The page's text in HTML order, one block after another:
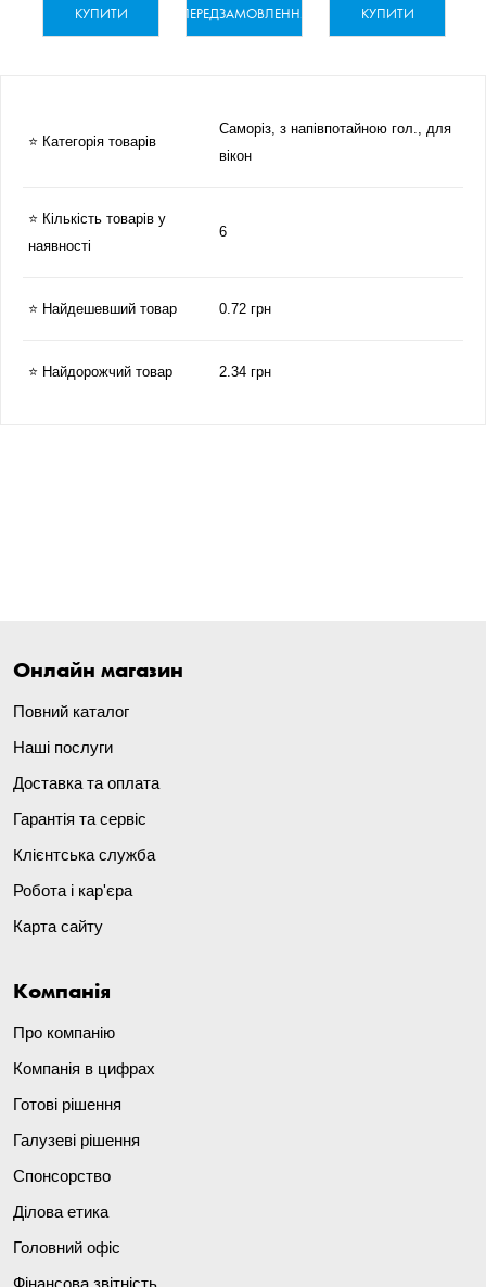
КУПИТИ ПЕРЕДЗАМОВЛЕННЯ КУПИТИ
⭐ Категорія товарів
Саморіз, з напівпотайною гол., для
вікон
⭐ Кількість товарів у
наявності
6
⭐ Найдешевший товар 0.72 грн
⭐ Найдорожчий товар 2.34 грн
Онлайн магазин
Повний каталог
Наші послуги
Доставка та оплата
Гарантія та сервіс
Клієнтська служба
Робота і кар'єра
Карта сайту
Компанія
Про компанію
Компанія в цифрах
Готові рішення
Галузеві рішення
Спонсорство
Ділова етика
Головний офіс
Фінансова звітність